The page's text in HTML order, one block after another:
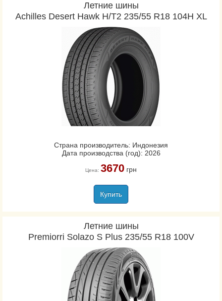
Летние шины
Achilles Desert Hawk H/T2 235/55 R18 104H XL
Страна производитель: Индонезия
Дата производства (год): 2026
Цена: 3670грн
Купить
Летние шины
Premiorri Solazo S Plus 235/55 R18 100V